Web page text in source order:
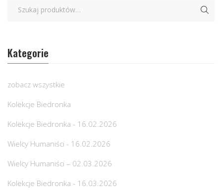
Kategorie
zobacz wszystkie
Kolekcje Biedronka
Kolekcje Biedronka - 16.02.2026
Wielcy Humaniści - 16.02.2026
Wielcy Humaniści – 02.03.2026
Kolekcje Biedronka - 16.03.2026